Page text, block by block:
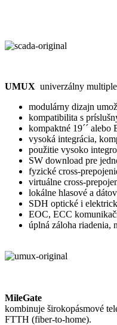
UMUX univerzálny
modulárny dizajn
kompatibilita s
kompaktné 19´´ alebo
vysoká integrácia,
použitie vysoko
SW download pre
fyzické cross-
virtuálne cross-
lokálne hlasové a
SDH optické i
EOC, ECC
úplná záloha riadenia,
MileGate
kombinuje širokopásmové
FTTH (fiber-to-home).